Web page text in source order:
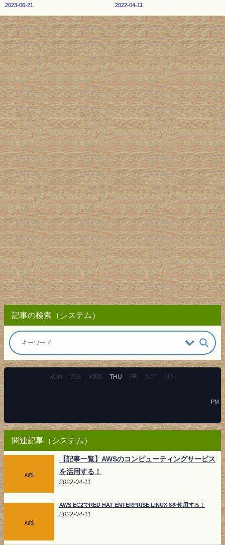
2023-06-21 2022-04-11
記事の検索（システム）
MON TUE WED THU FRI SAT SUN
PM
関連記事（システム）
【記事一覧】AWSのコンピューティングサービス
を活用する！
2022-04-11
AWS EC2でRED HAT ENTERPRISE LINUX 8を使用する！
2022-04-11